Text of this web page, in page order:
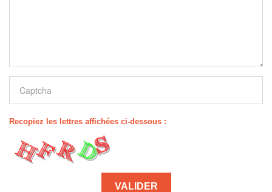
Recopiez les lettres affichées ci-dessous :